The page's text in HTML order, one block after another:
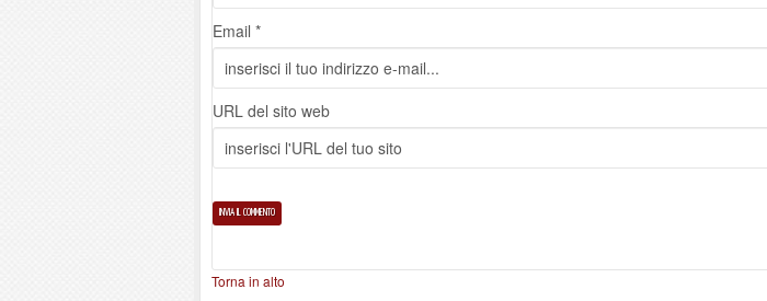
Email *
URL del sito web
Torna in alto